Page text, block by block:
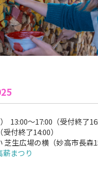
13:00～17:00（受付終了
付終了14:00）
生広場の横（妙高市長森
薪まつり